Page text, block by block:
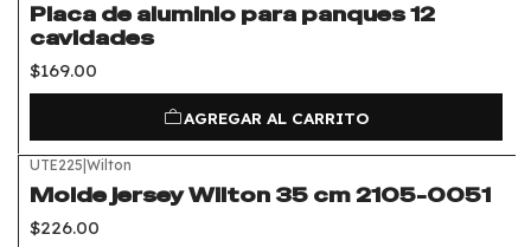
Placa de aluminio para panques 12
cavidades
$169.00
AGREGAR AL CARRITO
UTE225|Wilton
Molde jersey Wilton 35 cm 2105-0051
$226.00